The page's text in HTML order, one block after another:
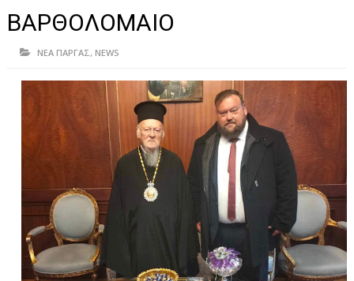
ΙΩΑΝΝΙΝΑ
ΘΕΣΠΡΩΤΙΑ
ΙΟΝΙΑ ΝΗΣΙΑ
ΚΑΙ ΕΛΛΑΔΑ
ΥΓΕΙΑ-ΟΜΟΡΦΙΑ
ΠΟΛΙΤΙΣΜΟΣ
ΒΑΡΘΟΛΟΜΑΙΟ
ΝΕΑ ΠΑΡΓΑΣ, NEWS